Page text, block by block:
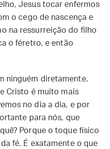
Jesus tocar enfermos
o cego de nascença e
na ressurreição do filho
o féretro, e então
ninguém diretamente.
Cristo é muito mais
no dia a dia, e por
para nós, que
Porque o toque físico
fé. É exatamente o que